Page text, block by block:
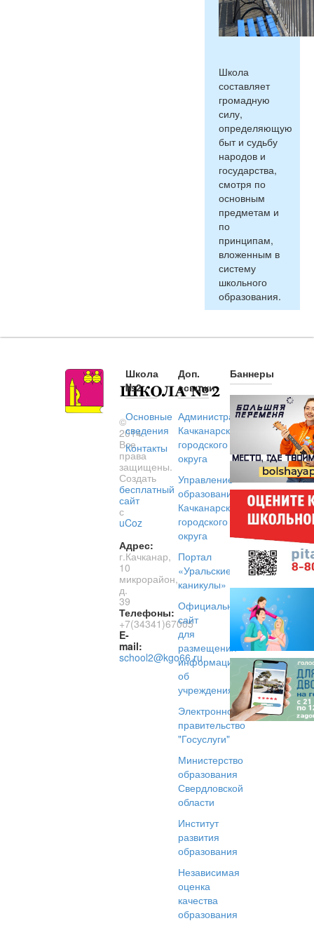
Школа
составляет
громадную
силу,
определяющую
быт и судьбу
народов и
государства,
смотря по
основным
предметам и
по
принципам,
вложенным в
систему
школьного
образования.
©
2014.
Все
права
защищены.
Создать
бесплатный
сайт
с
uCoz
Адрес:
г.Качканар,
10
микрорайон,
д.
39
Телефоны:
+7(34341)67005
E-
mail:
school2@kgo66.ru
Школа
№2
Основные
сведения
Контакты
Доп.
ссылки
Администрация
Качканарского
городского
округа
Управление
образованием
Качканарского
городского
округа
Портал
«Уральские
каникулы»
Официальный
сайт
для
размещения
информации
об
учреждениях
Электронное
правительство
"Госуслуги"
Министерство
образования
Свердловской
области
Институт
развития
образования
Независимая
оценка
качества
образования
Баннеры